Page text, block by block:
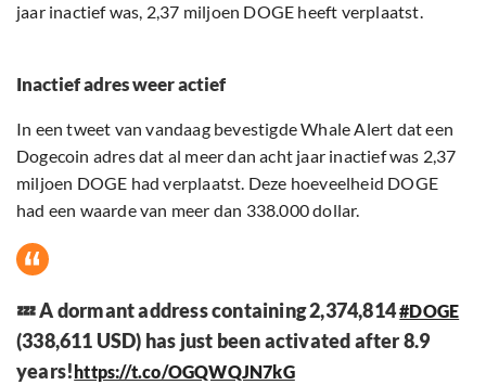
jaar inactief was, 2,37 miljoen DOGE heeft verplaatst.
Inactief adres weer actief
In een tweet van vandaag bevestigde Whale Alert dat een
Dogecoin adres dat al meer dan acht jaar inactief was 2,37
miljoen DOGE had verplaatst. Deze hoeveelheid DOGE
had een waarde van meer dan 338.000 dollar.
💤 A dormant address containing 2,374,814#DOGE
(338,611 USD) has just been activated after 8.9
years! https://t.co/OGQWQJN7kG